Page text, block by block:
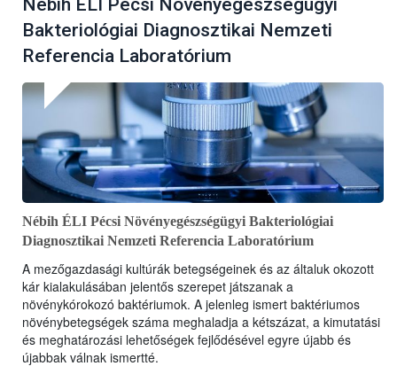
Nébih ÉLI Pécsi Növényegészségügyi
Bakteriológiai Diagnosztikai Nemzeti
Referencia Laboratórium
Nébih ÉLI Pécsi Növényegészségügyi Bakteriológiai
Diagnosztikai Nemzeti Referencia Laboratórium
A mezőgazdasági kultúrák betegségeinek és az általuk okozott
kár kialakulásában jelentős szerepet játszanak a
növénykórokozó baktériumok. A jelenleg ismert baktériumos
növénybetegségek száma meghaladja a kétszázat, a kimutatási
és meghatározási lehetőségek fejlődésével egyre újabb és
újabbak válnak ismertté.